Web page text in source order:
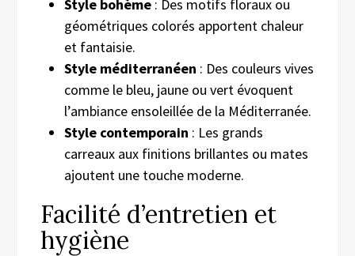
Style bohème : Des motifs floraux ou
géométriques colorés apportent chaleur
et fantaisie.
Style méditerranéen : Des couleurs vives
comme le bleu, jaune ou vert évoquent
l’ambiance ensoleillée de la Méditerranée.
Style contemporain : Les grands
carreaux aux finitions brillantes ou mates
ajoutent une touche moderne.
Facilité d’entretien et
hygiène